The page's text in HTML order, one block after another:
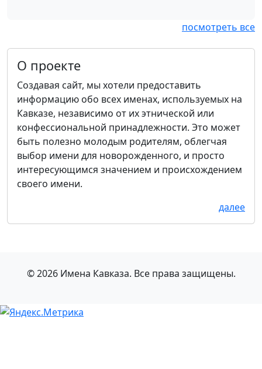
посмотреть все
О проекте
Создавая сайт, мы хотели предоставить
информацию обо всех именах, используемых на
Кавказе, независимо от их этнической или
конфессиональной принадлежности. Это может
быть полезно молодым родителям, облегчая
выбор имени для новорожденного, и просто
интересующимся значением и происхождением
своего имени.
далее
© 2026 Имена Кавказа. Все права защищены.